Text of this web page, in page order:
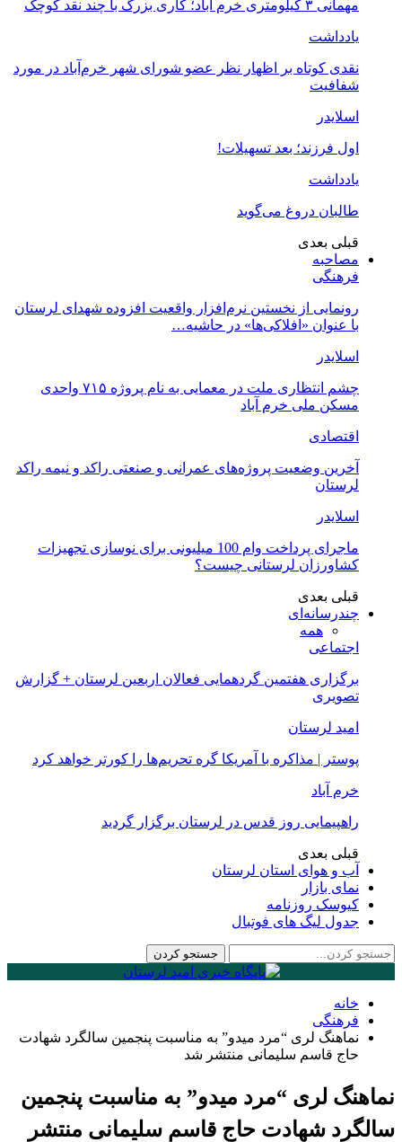
کوتاه بر اظهار نظر عضو شورای شهر خرم‌آباد در مورد
فرزند؛ بعد تسهیلات!
دروغ می‌گوید
بعدی
از نخستین نرم‌افزار واقعیت افزوده شهدای لرستان
عنوان «افلاکی‌ها» در حاشیه…
چشم انتظاری ملت در معمایی به نام پروژه ۷۱۵ واحدی
ملی خرم آباد
وضعیت پروژه‌های عمرانی و صنعتی راکد و نیمه راکد
ماجرای پرداخت وام 100 میلیونی برای نوسازی تجهیزات
لرستانی چیست؟
بعدی
هفتمین گردهمایی فعالان اربعین لرستان + گزارش
لرستان
| مذاکره با آمریکا گره تحریم‌ها را کورتر خواهد کرد
روز قدس در لرستان برگزار گردید
بعدی
و هوای استان لرستان
بازار
روزنامه
لیگ های فوتبال
لری “مرد میدو” به مناسبت پنجمین سالگرد شهادت
قاسم سلیمانی منتشر شد
لری “مرد میدو” به مناسبت پنجمین
شهادت حاج قاسم سلیمانی منتشر